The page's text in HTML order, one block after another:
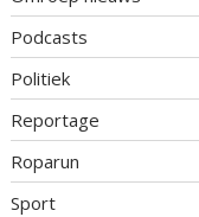
Podcasts
Politiek
Reportage
Roparun
Sport